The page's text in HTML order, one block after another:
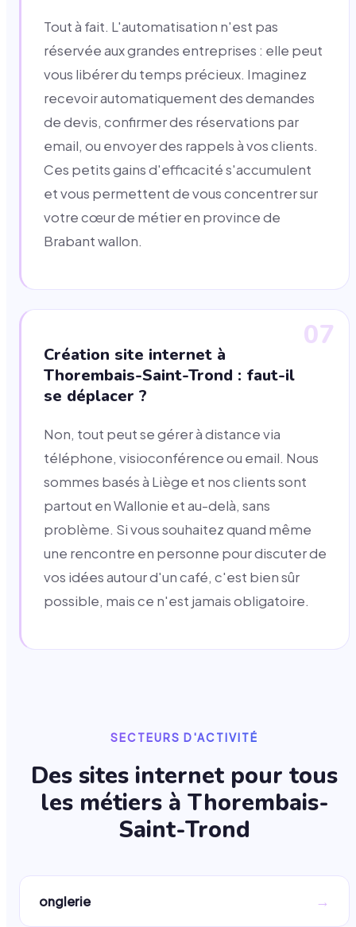
Tout à fait. L'automatisation n'est pas
réservée aux grandes entreprises : elle peut
vous libérer du temps précieux. Imaginez
recevoir automatiquement des demandes
de devis, confirmer des réservations par
email, ou envoyer des rappels à vos clients.
Ces petits gains d'efficacité s'accumulent
et vous permettent de vous concentrer sur
votre cœur de métier en province de
Brabant wallon.
07
Création site internet à
Thorembais-Saint-Trond : faut-il
se déplacer ?
Non, tout peut se gérer à distance via
téléphone, visioconférence ou email. Nous
sommes basés à Liège et nos clients sont
partout en Wallonie et au-delà, sans
problème. Si vous souhaitez quand même
une rencontre en personne pour discuter de
vos idées autour d'un café, c'est bien sûr
possible, mais ce n'est jamais obligatoire.
SECTEURS D'ACTIVITÉ
Des sites internet pour tous
les métiers à Thorembais-
Saint-Trond
onglerie →